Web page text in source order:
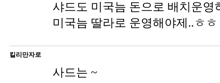
샤드도 미국늠 돈으로 배치운영
미국늠 딸라로 운영해야제..ㅎㅎ
킬리만자로
사드는 ~